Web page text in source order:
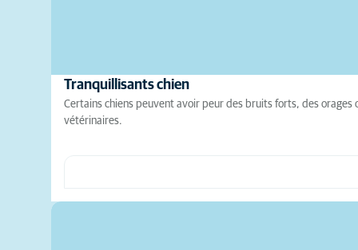
Tranquillisants chien
Certains chiens peuvent avoir peur des bruits forts, des
vétérinaires.